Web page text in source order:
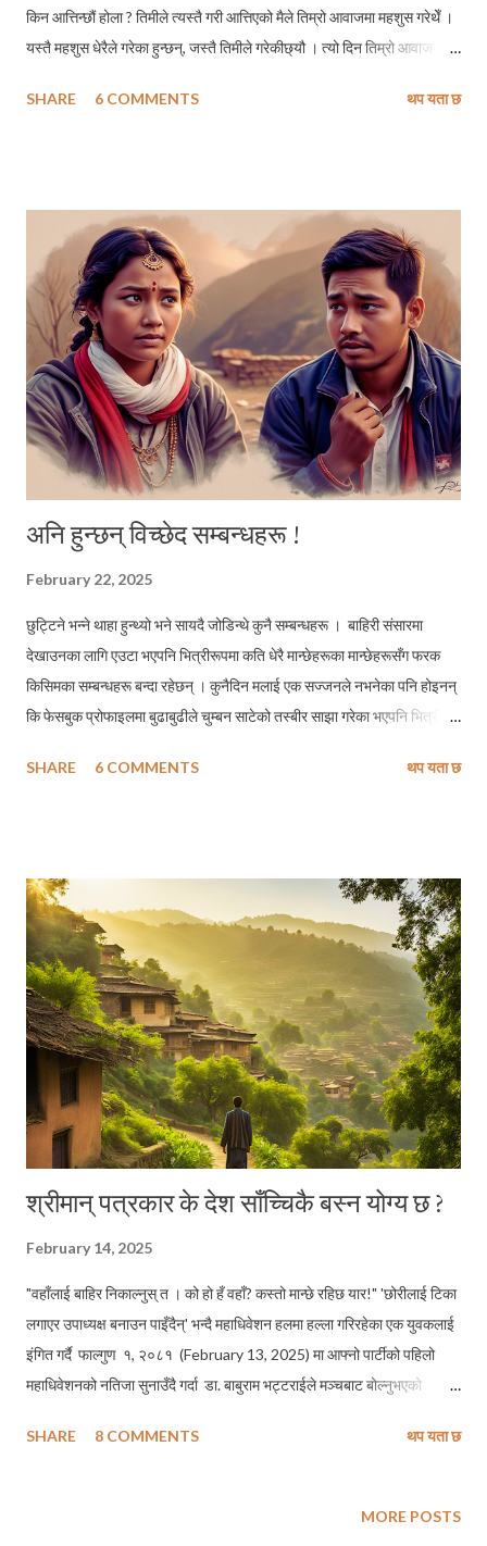
किन आत्तिन्छौं होला ? तिमीले त्यस्तै गरी आत्तिएको मैले तिम्रो आवाजमा महशुस गरेथेँ ।
यस्तै महशुस धेरैले गरेका हुन्छन्, जस्तै तिमीले गरेकीछ्यौ । त्यो दिन तिम्रो आवाज
प्रिय साथी सुमी, तिमीले म्यासेन्जरमा पठाएको तिम्रो एक टिकटक भिडियो मैले हेर्न पाइँन
गजल या गानाको धुनलाई पार्श्व संगीतमा राखेर मदिरा पिइरहेकी थियौ होला ।
एक्लोपनका बारेमा हामीले लामै कुराकानी गरेपछि हाम्रो संवादको उत्तरार्द्वतिर तिमीले
पठाएको उक्त भिडियोले मलाई मेरो एक मित्रको सम्झना दिलाएथ्यो । त्यो मित्र जसले
प्रत्येक पल्ट रक्सीले मातेका...
SHARE 6 COMMENTS थप यता छ
अनि हुन्छन् विच्छेद सम्बन्धहरू !
February 22, 2025
छुट्टिने भन्ने थाहा हुन्थ्यो भने सायदै जोडिन्थे कुनै सम्बन्धहरू । बाहिरी संसारमा
देखाउनका लागि एउटा भएपनि भित्रीरूपमा कति धेरै मान्छेहरूका मान्छेहरूसँग फरक
किसिमका सम्बन्धहरू बन्दा रहेछन् । कुनैदिन मलाई एक सज्जनले नभनेका पनि होइनन्
कि फेसबुक प्रोफाइलमा बुढाबुढीले चुम्बन साटेको तस्बीर साझा गरेका भएपनि भित्री
दुनियाँका अगाडि पतिपत्नीबिचको सम्बन्धको सुमधुरताको माधुर्यता साझा गर्न सक्नेहरू
किनकी, यी सबै आखिर भावनाहरू न हुन् । यसकारण, माया, स्नेह, आकर्षणले ठोस
आकार लिन अममर्थ हुन्छन् । तर के निराकार भाव अभिव्यक्त गर्न असम्भव छ र ? पक्कै
पनि छैन् । तसर्थ प्रश्न यो होईन् कि निराकार भाव अभिव्यक्त भयो या भएन । प्रश्न त
खासमा हामीले आकारविहीन मायाप्रेमलाई किन सधे...
SHARE 6 COMMENTS थप यता छ
श्रीमान् पत्रकार के देश साँच्चिकै बस्न योग्य छ ?
February 14, 2025
"वहाँलाई बाहिर निकाल्नुस् त । को हो हँ वहाँ? कस्तो मान्छे रहिछ यार!" 'छोरीलाई टिका
लगाएर उपाध्यक्ष बनाउन पाइँदैन्' भन्दै महाधिवेशन हलमा हल्ला गरिरहेका एक युवकलाई
इंगित गर्दै फाल्गुण १, २०८१ (February 13, 2025) मा आफ्नो पार्टीको पहिलो
महाधिवेशनको नतिजा सुनाउँदै गर्दा डा. बाबुराम भट्टराईले मञ्चबाट बोल्नुभएको
गर्नुभयो, वहाँको प्रस्तुतीले सम्बोधनको लागि उच्चआदरार्थी सम्बोधनको माग गर्दछ ।
SHARE 8 COMMENTS थप यता छ
MORE POSTS